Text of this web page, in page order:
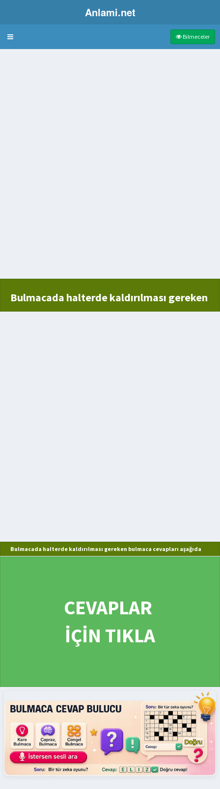
Anlami.net
Bulmaca Bilmeceler
Bulmacada halterde kaldırılması gereken
Bulmacada halterde kaldırılması gereken bulmaca cevapları aşağıda
CEVAPLAR
İÇİN TIKLA